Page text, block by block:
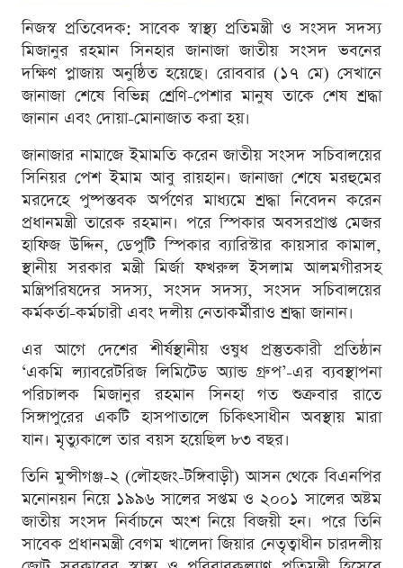
নিজস্ব প্রতিবেদক: সাবেক স্বাস্থ্য প্রতিমন্ত্রী ও সংসদ সদস্য
মিজানুর রহমান সিনহার জানাজা জাতীয় সংসদ ভবনের
দক্ষিণ প্লাজায় অনুষ্ঠিত হয়েছে। রোববার (১৭ মে) সেখানে
জানাজা শেষে বিভিন্ন শ্রেণি-পেশার মানুষ তাকে শেষ শ্রদ্ধা
জানান এবং দোয়া-মোনাজাত করা হয়।
জানাজার নামাজে ইমামতি করেন জাতীয় সংসদ সচিবালয়ের
সিনিয়র পেশ ইমাম আবু রায়হান। জানাজা শেষে মরহুমের
মরদেহে পুষ্পস্তবক অর্পণের মাধ্যমে শ্রদ্ধা নিবেদন করেন
প্রধানমন্ত্রী তারেক রহমান। পরে স্পিকার অবসরপ্রাপ্ত মেজর
হাফিজ উদ্দিন, ডেপুটি স্পিকার ব্যারিস্টার কায়সার কামাল,
স্থানীয় সরকার মন্ত্রী মির্জা ফখরুল ইসলাম আলমগীরসহ
মন্ত্রিপরিষদের সদস্য, সংসদ সদস্য, সংসদ সচিবালয়ের
কর্মকর্তা-কর্মচারী এবং দলীয় নেতাকর্মীরাও শ্রদ্ধা জানান।
এর আগে দেশের শীর্ষস্থানীয় ওষুধ প্রস্তুতকারী প্রতিষ্ঠান
‘একমি ল্যাবরেটরিজ লিমিটেড অ্যান্ড গ্রুপ’-এর ব্যবস্থাপনা
পরিচালক মিজানুর রহমান সিনহা গত শুক্রবার রাতে
সিঙ্গাপুরের একটি হাসপাতালে চিকিৎসাধীন অবস্থায় মারা
যান। মৃত্যুকালে তার বয়স হয়েছিল ৮৩ বছর।
তিনি মুন্সীগঞ্জ-২ (লৌহজং-টঙ্গিবাড়ী) আসন থেকে বিএনপির
মনোনয়ন নিয়ে ১৯৯৬ সালের সপ্তম ও ২০০১ সালের অষ্টম
জাতীয় সংসদ নির্বাচনে অংশ নিয়ে বিজয়ী হন। পরে তিনি
সাবেক প্রধানমন্ত্রী বেগম খালেদা জিয়ার নেতৃত্বাধীন চারদলীয়